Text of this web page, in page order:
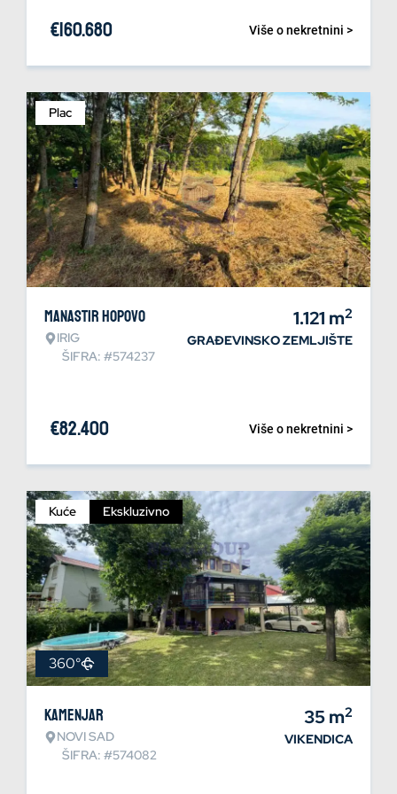
Više o nekretnini >
€160.680
Plac
Manastir Hopovo
IRIG
ŠIFRA: #574237
1.121 m2
GRAĐEVINSKO ZEMLJIŠTE
Više o nekretnini >
€82.400
Kuće Ekskluzivno
360°
Kamenjar
NOVI SAD
ŠIFRA: #574082
35m2
VIKENDICA